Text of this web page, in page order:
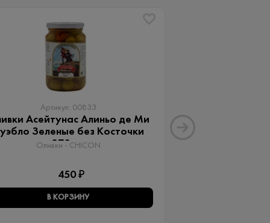
Артикул: 00833
Асейтунас Алиньо де Ми
Зеленые без Косточки
370 мл
Оливки - CHICON
450 ₽
В КОРЗИНУ